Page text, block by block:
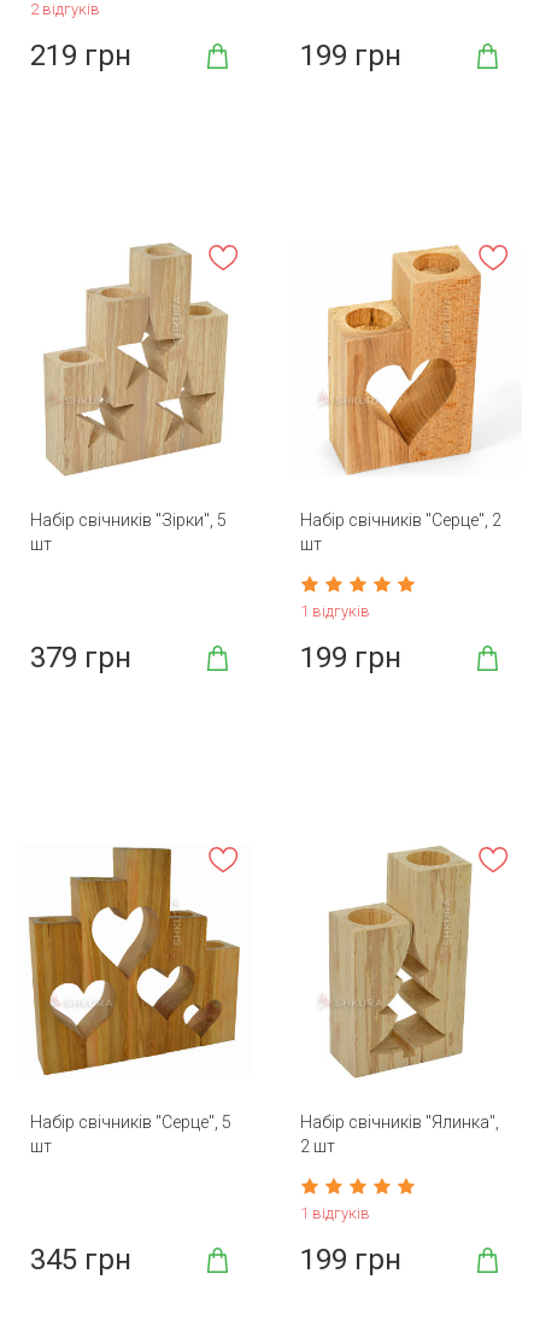
2 відгуків
219 грн 199 грн
Набір свічників "Зірки", 5
шт
379 грн
Набір свічників "Серце", 2
шт
1 відгуків
199 грн
Набір свічників "Серце", 5
шт
345 грн
Набір свічників "Ялинка",
2 шт
1 відгуків
199 грн